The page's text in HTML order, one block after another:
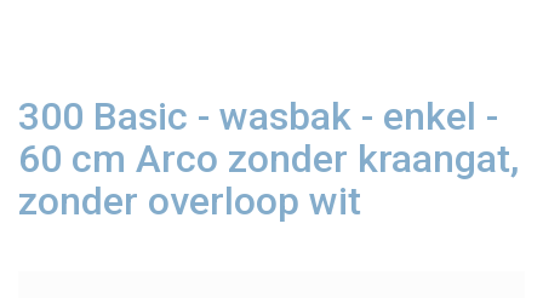
300 Basic - wasbak - enkel -
60 cm Arco zonder kraangat,
zonder overloop wit